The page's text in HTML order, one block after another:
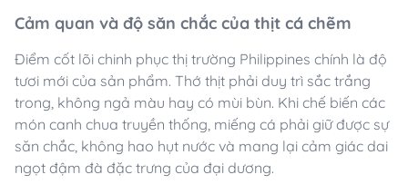
Cảm quan và độ săn chắc của thịt cá chẽm
Điểm cốt lõi chinh phục thị trường Philippines chính là độ
tươi mới của sản phẩm. Thớ thịt phải duy trì sắc trắng
trong, không ngả màu hay có mùi bùn. Khi chế biến các
món canh chua truyền thống, miếng cá phải giữ được sự
săn chắc, không hao hụt nước và mang lại cảm giác dai
ngọt đậm đà đặc trưng của đại dương.